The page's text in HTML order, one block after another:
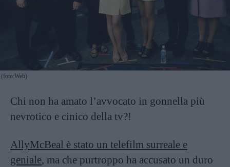
(foto:Web)
Chi non ha amato l’avvocato in gonnella più
nevrotico e cinico della tv?!
AllyMcBeal è stato un telefilm surreale e
geniale, ma che purtroppo ha accusato un duro